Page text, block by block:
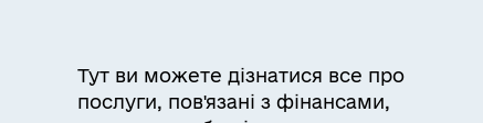
Тут ви можете дізнатися все про
послуги, пов'язані з фінансами,